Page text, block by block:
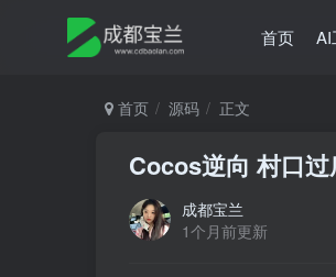
首页 AI
首页 源码 正文
Cocos逆向 村口
成都宝兰
1个月前更新